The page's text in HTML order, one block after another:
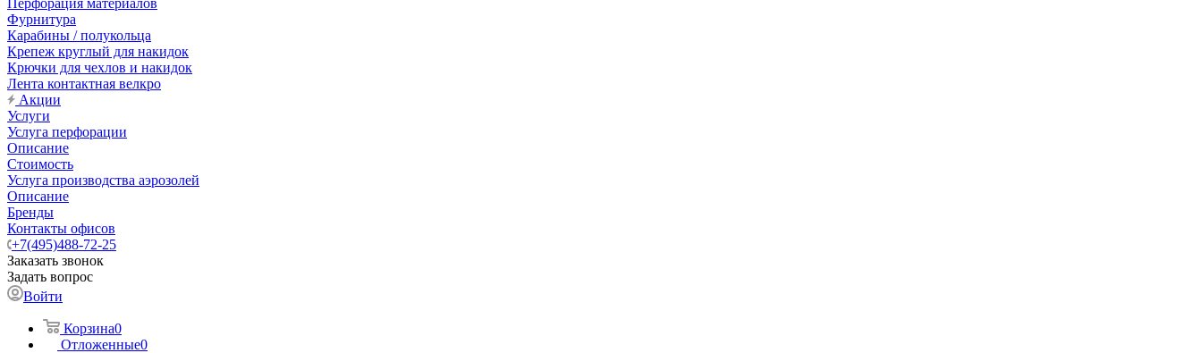
Перфорация материалов
Фурнитура
Карабины / полукольца
Крепеж круглый для накидок
Крючки для чехлов и накидок
Лента контактная велкро
Акции
Услуги
Услуга перфорации
Описание
Стоимость
Услуга производства аэрозолей
Описание
Бренды
Контакты офисов
+7(495)488-72-25
Заказать звонок
Задать вопрос
Войти
Корзина0
Отложенные0